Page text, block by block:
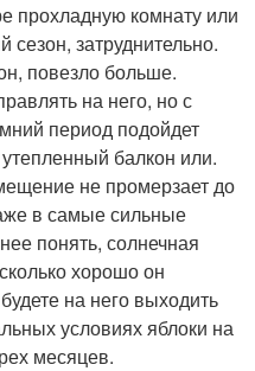
прохладную комнату или
сезон, затруднительно.
повезло больше.
на него, но с
период подойдет
балкон или.
не промерзает до
в самые сильные
понять, солнечная
хорошо он
на него выходить
условиях яблоки на
месяцев.